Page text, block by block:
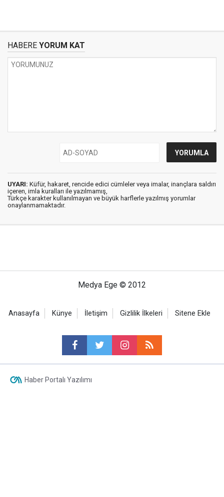
HABERE YORUM KAT
UYARI: Küfür, hakaret, rencide edici cümleler veya imalar, inançlara saldırı
içeren, imla kuralları ile yazılmamış,
Türkçe karakter kullanılmayan ve büyük harflerle yazılmış yorumlar
onaylanmamaktadır.
Medya Ege © 2012
Anasayfa Künye İletişim Gizlilik İlkeleri Sitene Ekle
Haber Portalı Yazılımı